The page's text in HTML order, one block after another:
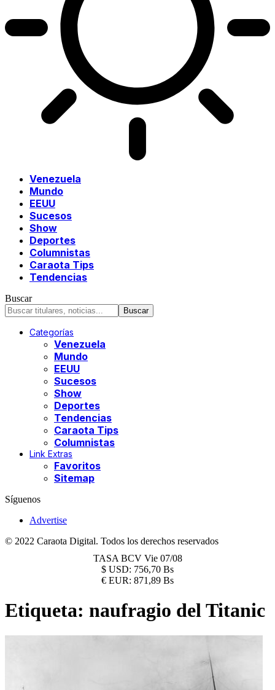
Venezuela
Mundo
EEUU
Sucesos
Show
Deportes
Columnistas
Caraota Tips
Tendencias
Buscar
Categorías
Venezuela
Mundo
EEUU
Sucesos
Show
Deportes
Tendencias
Caraota Tips
Columnistas
Link Extras
Favoritos
Sitemap
Síguenos
Advertise
© 2022 Caraota Digital. Todos los derechos reservados
TASA BCV Vie 07/08
$ USD: 756,70 Bs
€ EUR: 871,89 Bs
Etiqueta: naufragio del Titanic